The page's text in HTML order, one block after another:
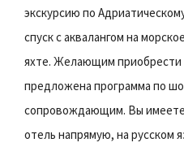
экскурсию по
спуск с аквалангом на
яхте. Желающим приобрести
предложена программа по
сопровождающим. Вы имеете
отель напрямую, на русском